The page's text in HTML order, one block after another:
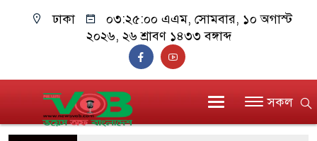
ঢাকা ০৩:২৫:০১ এএম, সোমবার, ১০ অগাস্ট
২০২৬, ২৬ শ্রাবণ ১৪৩৩ বঙ্গাব্দ
সকল